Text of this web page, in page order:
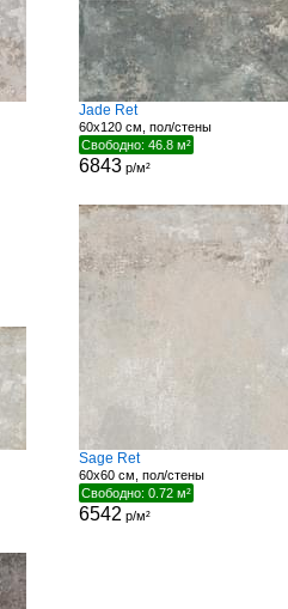
Jade Ret
60x120 см, пол/стены
Свободно: 46.8 м²
6843р/м²
Sage Ret
60x60 см, пол/стены
Свободно: 0.72 м²
6542 р/м²